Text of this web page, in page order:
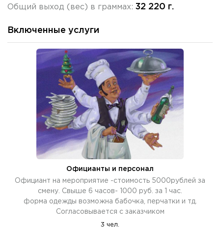
Общий выход (вес) в граммах: 32 220 г.
Включенные услуги
Официанты и персонал
Официант на мероприятие -стоимость 5000рублей за
смену. Свыше 6 часов- 1000 руб. за 1 час.
форма одежды возможна бабочка, перчатки и тд.
Согласовывается с заказчиком
3 чел.